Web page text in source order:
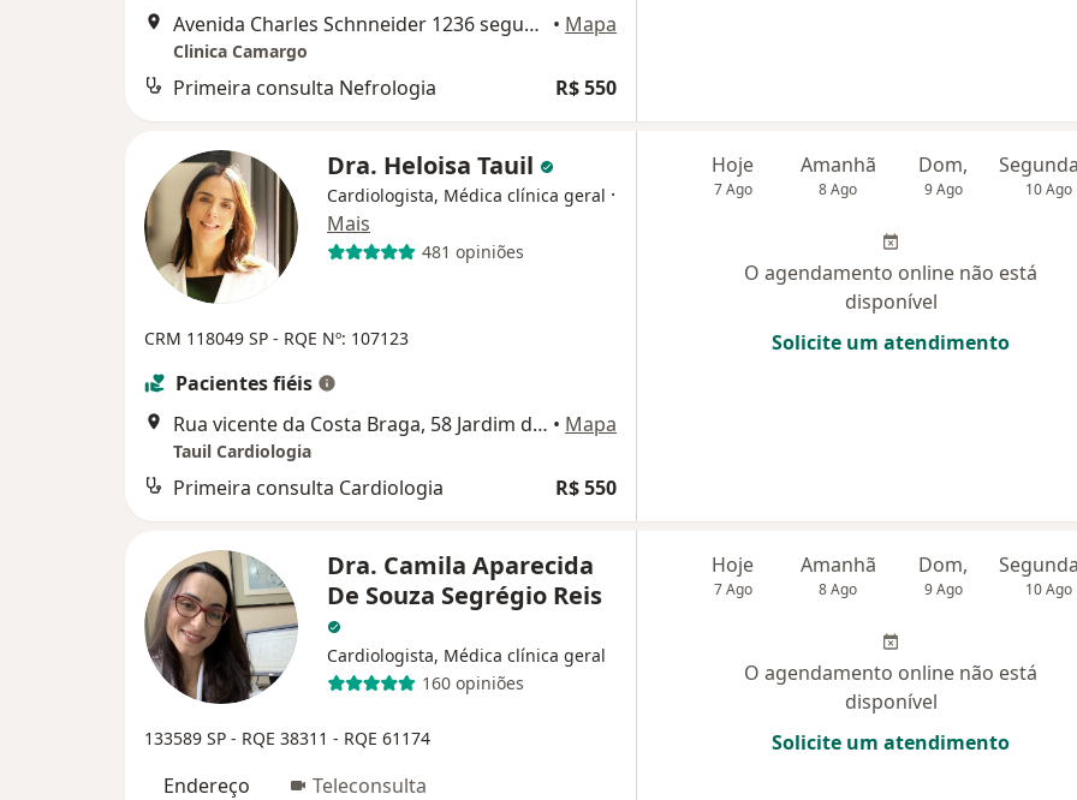
Avenida Charles Schnneider 1236 segundo andar Sala 216, Taubaté • Mapa
Clinica Camargo
Primeira consulta Nefrologia R$ 550
Dra. Heloisa Tauil
Cardiologista, Médica clínica geral ·
Mais
481 opiniões
CRM 118049 SP - RQE Nº: 107123
Pacientes fiéis
Rua vicente da Costa Braga, 58 Jardim das nações, Taubaté • Mapa
Tauil Cardiologia
Primeira consulta Cardiologia R$ 550
Hoje
7 Ago
Amanhã
8 Ago
Dom,
9 Ago 10 Ago
O agendamento online não está
disponível
Solicite um atendimento
Dra. Camila Aparecida
De Souza Segrégio Reis
Cardiologista, Médica clínica geral
160 opiniões
133589 SP - RQE 38311 - RQE 61174
Endereço Teleconsulta
Hoje
7 Ago
Amanhã
8 Ago
Dom,
9 Ago 10 Ago
O agendamento online não está
disponível
Solicite um atendimento